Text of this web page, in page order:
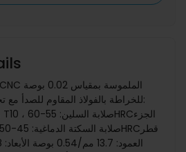
للخراطة بالفولاذ المقاوم للصدأ مع